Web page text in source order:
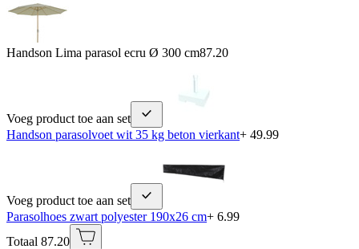
Handson Lima parasol ecru Ø 300 cm87.20
Voeg product toe aan set
Handson parasolvoet wit 35 kg beton vierkant+ 49.99
Voeg product toe aan set
Parasolhoes zwart polyester 190x26 cm+ 6.99
Totaal 87.20